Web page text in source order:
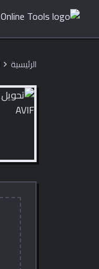
الرئيسية chevron_right